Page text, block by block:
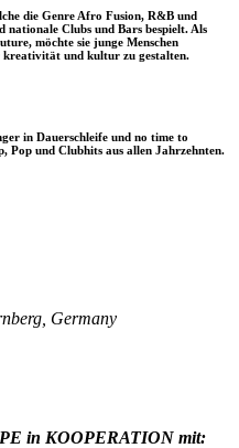
die Genre Afro Fusion, R&B und
nationale Clubs und Bars bespielt. Als
möchte sie junge Menschen
kreativität und kultur zu gestalten.
in Dauerschleife und no time to
Pop und Clubhits aus allen Jahrzehnten.
Germany
in KOOPERATION mit: